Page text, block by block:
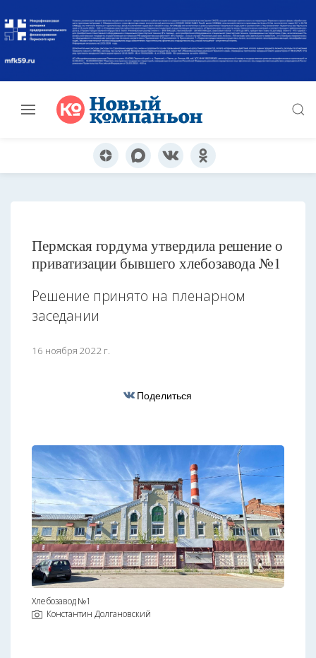
Пермская гордума утвердила решение о
приватизации бывшего хлебозавода №1
Решение принято на пленарном
заседании
16 ноября 2022 г.
Поделиться
Хлебозавод №1
Константин Долгановский